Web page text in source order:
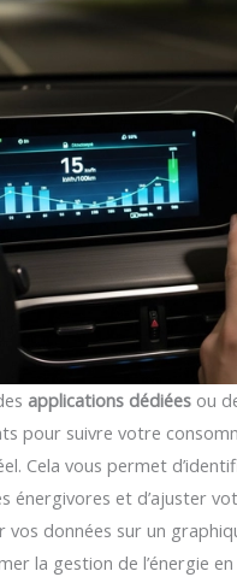
applications dédiées ou
pour suivre votre
Cela vous permet
énergivores et d’ajuster
vos données sur un
la gestion de l’énergie